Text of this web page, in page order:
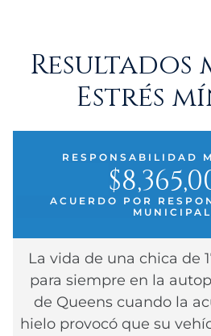
Resultados
Estrés
RESPONSABILIDAD
ACUERDO POR
MUNICIPAL
La vida de una chica de
para siempre en la
de Queens cuando la
hielo provocó que su